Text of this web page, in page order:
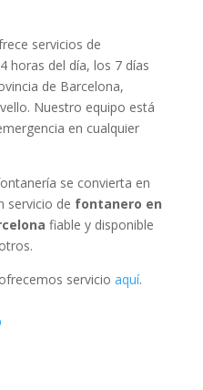
servicios de
horas del día, los 7 días
de Barcelona,
Nuestro equipo está
en cualquier
se convierta en
servicio de fontanero en
fiable y disponible
servicio aquí.